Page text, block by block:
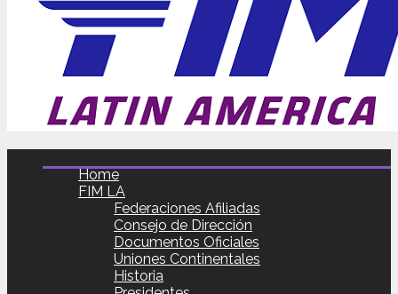
Home
FIM LA
Federaciones Afiliadas
Consejo de Dirección
Documentos Oficiales
Uniones Continentales
Historia